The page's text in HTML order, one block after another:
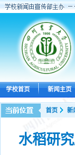
学校首页 新闻主页
首页 新
水稻研